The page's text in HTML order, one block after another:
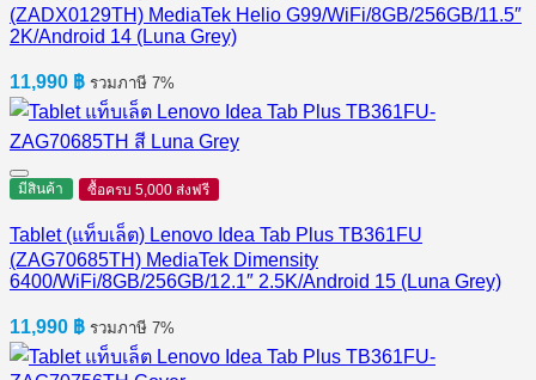
(ZADX0129TH) MediaTek Helio G99/WiFi/8GB/256GB/11.5″
2K/Android 14 (Luna Grey)
11,990 ฿ รวมภาษี 7%
มีสินค้า ซื้อครบ 5,000 ส่งฟรี
Tablet (แท็บเล็ต) Lenovo Idea Tab Plus TB361FU
(ZAG70685TH) MediaTek Dimensity
6400/WiFi/8GB/256GB/12.1″ 2.5K/Android 15 (Luna Grey)
11,990 ฿ รวมภาษี 7%